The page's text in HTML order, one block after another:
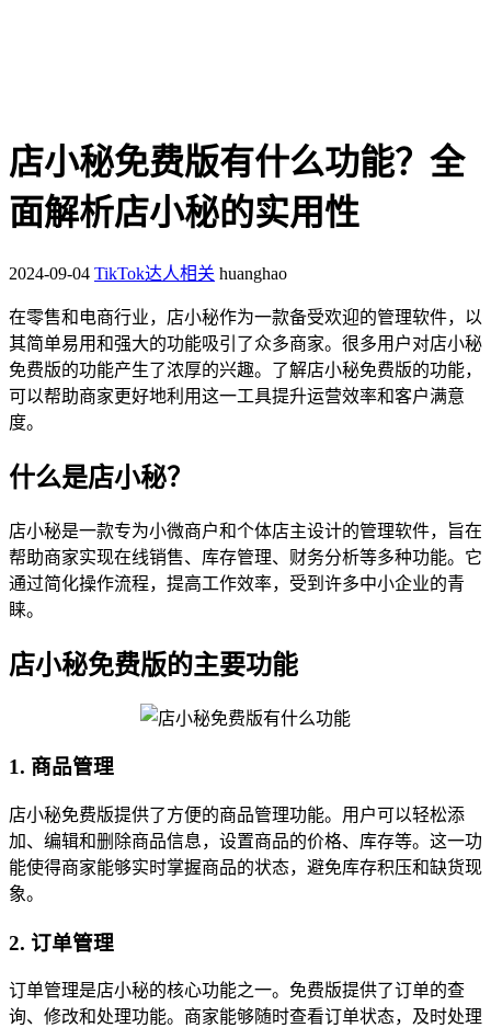
店小秘免费版有什么功能？全
面解析店小秘的实用性
2024-09-04 TikTok达人相关 huanghao
在零售和电商行业，店小秘作为一款备受欢迎的管理软件，以
其简单易用和强大的功能吸引了众多商家。很多用户对店小秘
免费版的功能产生了浓厚的兴趣。了解店小秘免费版的功能，
可以帮助商家更好地利用这一工具提升运营效率和客户满意
度。
什么是店小秘？
店小秘是一款专为小微商户和个体店主设计的管理软件，旨在
帮助商家实现在线销售、库存管理、财务分析等多种功能。它
通过简化操作流程，提高工作效率，受到许多中小企业的青
睐。
店小秘免费版的主要功能
1. 商品管理
店小秘免费版提供了方便的商品管理功能。用户可以轻松添
加、编辑和删除商品信息，设置商品的价格、库存等。这一功
能使得商家能够实时掌握商品的状态，避免库存积压和缺货现
象。
2. 订单管理
订单管理是店小秘的核心功能之一。免费版提供了订单的查
询、修改和处理功能。商家能够随时查看订单状态，及时处理